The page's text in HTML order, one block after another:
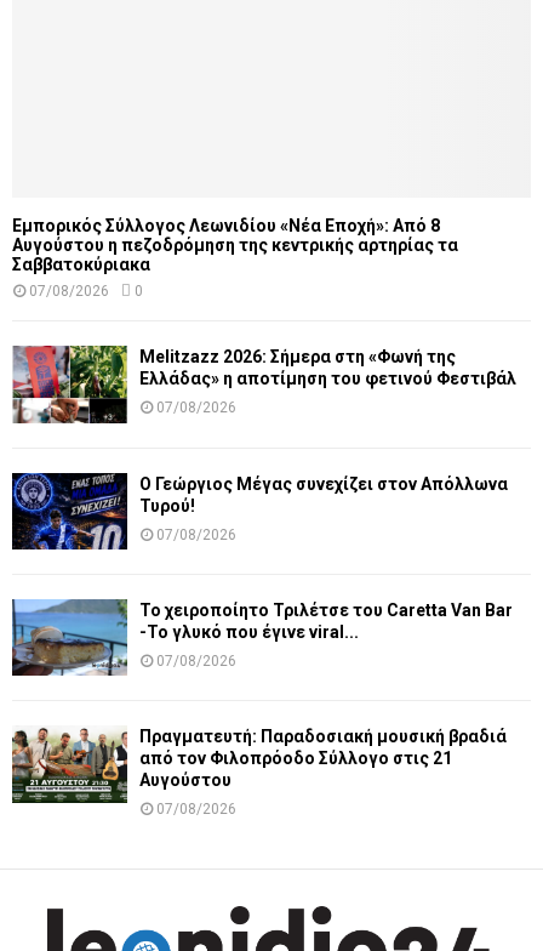
Εμπορικός Σύλλογος Λεωνιδίου «Νέα Εποχή»: Από 8
Αυγούστου η πεζοδρόμηση της κεντρικής αρτηρίας τα
Σαββατοκύριακα
07/08/2026 0
Melitzazz 2026: Σήμερα στη «Φωνή της
Ελλάδας» η αποτίμηση του φετινού Φεστιβάλ
07/08/2026
Ο Γεώργιος Μέγας συνεχίζει στον Απόλλωνα
Τυρού!
07/08/2026
Το χειροποίητο Τριλέτσε του Caretta Van Bar
-Το γλυκό που έγινε viral...
07/08/2026
Πραγματευτή: Παραδοσιακή μουσική βραδιά
από τον Φιλοπρόοδο Σύλλογο στις 21
Αυγούστου
07/08/2026